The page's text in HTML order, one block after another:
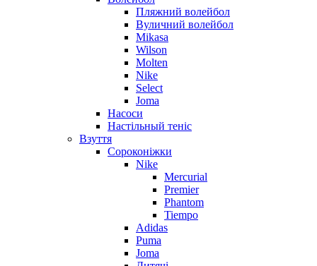
Пляжний волейбол
Вуличний волейбол
Mikasa
Wilson
Molten
Nike
Select
Joma
Насоси
Настільный теніс
Взуття
Сороконіжки
Nike
Mercurial
Premier
Phantom
Tiempo
Adidas
Puma
Joma